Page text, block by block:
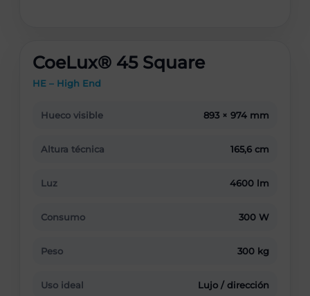
CoeLux® 45 Square
HE – High End
Hueco visible 893 × 974 mm
Altura técnica 165,6 cm
Luz 4600 lm
Consumo 300 W
Peso 300 kg
Uso ideal Lujo / dirección